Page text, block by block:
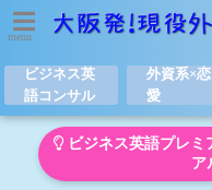
menu
ビジネス英
語コンサル
外資系×恋
愛
ビジネス英語プレ
ア